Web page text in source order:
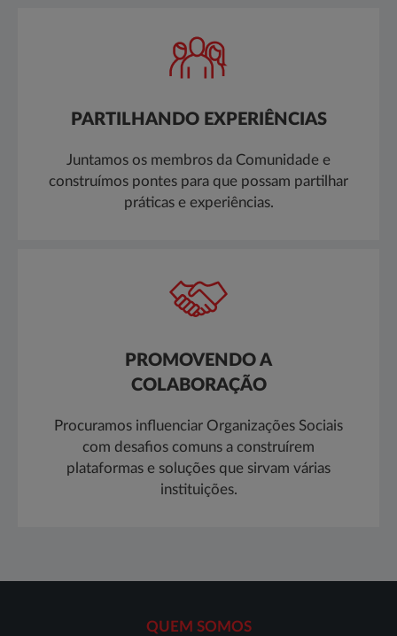
PARTILHANDO EXPERIÊNCIAS
Juntamos os membros da Comunidade e
construímos pontes para que possam partilhar
práticas e experiências.
PROMOVENDO A
COLABORAÇÃO
Procuramos influenciar Organizações Sociais
com desafios comuns a construírem
plataformas e soluções que sirvam várias
instituições.
QUEM SOMOS